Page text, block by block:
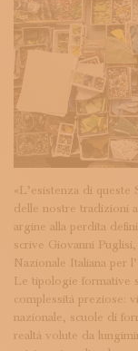
«L’esistenza di
delle nostre tradizioni
argine alla perdita
scrive Giovanni
Nazionale Italiana per
Le tipologie formative
complessità preziose:
nazionale, scuole di
realtà volute da